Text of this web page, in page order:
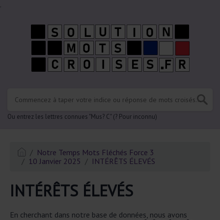
.
Ou entrez les lettres connues "Mus? C" (? Pour inconnu)
Notre Temps Mots Fléchés Force 3
10 Janvier 2025
INTÉRÊTS ÉLEVÉS
INTÉRÊTS ÉLEVÉS
En cherchant dans notre base de données, nous avons